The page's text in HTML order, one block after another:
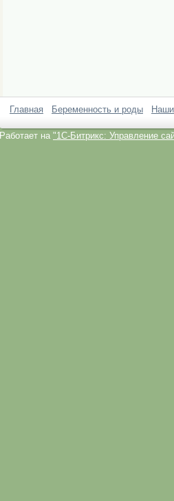
Главная Беременность и роды
Работает на "1C-Битрикс: Управление